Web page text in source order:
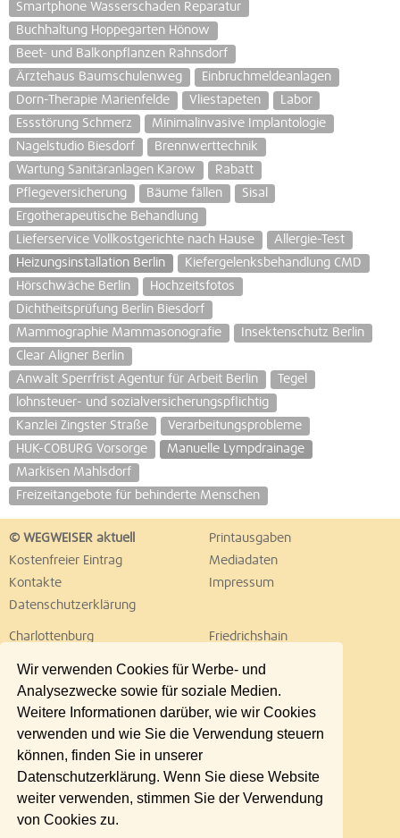
Wir verwenden Cookies für Werbe- und
Analysezwecke sowie für soziale Medien.
Weitere Informationen darüber, wie wir Cookies
verwenden und wie Sie die Verwendung steuern
können, finden Sie in unserer
Datenschutzerklärung. Wenn Sie diese Website
weiter verwenden, stimmen Sie der Verwendung
von Cookies zu.
Smartphone Wasserschaden Reparatur
Buchhaltung Hoppegarten Hönow
Beet- und Balkonpflanzen Rahnsdorf
Ärztehaus Baumschulenweg
Einbruchmeldeanlagen
Dorn-Therapie Marienfelde
Vliestapeten
Labor
Essstörung Schmerz
Minimalinvasive Implantologie
Nagelstudio Biesdorf
Brennwerttechnik
Wartung Sanitäranlagen Karow
Rabatt
Pflegeversicherung
Bäume fällen
Sisal
Ergotherapeutische Behandlung
Lieferservice Vollkostgerichte nach Hause
Allergie-Test
Heizungsinstallation Berlin
Kiefergelenksbehandlung CMD
Hörschwäche Berlin
Hochzeitsfotos
Dichtheitsprüfung Berlin Biesdorf
Mammographie Mammasonografie
Insektenschutz Berlin
Clear Aligner Berlin
Anwalt Sperrfrist Agentur für Arbeit Berlin
Tegel
lohnsteuer- und sozialversicherungspflichtig
Kanzlei Zingster Straße
Verarbeitungsprobleme
HUK-COBURG Vorsorge
Manuelle Lympdrainage
Markisen Mahlsdorf
Freizeitangebote für behinderte Menschen
© WEGWEISER aktuell
Printausgaben
Kostenfreier Eintrag
Mediadaten
Kontakte
Impressum
Datenschutzerklärung
Charlottenburg
Friedrichshain
Lichtenberg
Marzahn
Neukölln
Pankow
Reinickendorf
Schöneberg
Spandau
Steglitz
Tempelhof